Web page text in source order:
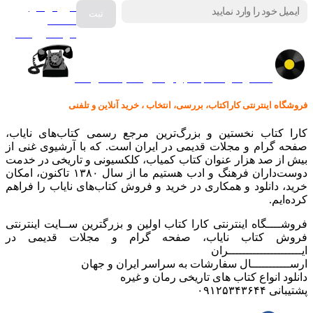
فروش انواع
فروشگاه اینترنتی کاراکتاب، بررسی، انتخاب ، خرید آنلاین و تلفنی
کارا کتاب نخستین و بزرگ‌ترین مرجع رسمی کتاب‌های نایاب،
صفحه گرام و مجلات قدیمی در ایران است. که با آرشیوی غنی از
بیش از صد هزار عنوان کتاب کمیاب، کلکسیونی و تاریخی در خدمت
دوست‌داران فرهنگ و ادب هستیم ما از سال ۱۳۸۰ تاکنون، امکان
خرید، دانلود و همکاری در خرید و فروش کتاب‌های نایاب را فراهم
کرده‌ایم.
فروشــــگاه اینترنتی کارا کتاب اولین و بزرگترین ســایت اینترنتی
فروش کتاب نایاب، صفحه گرام و مجلات قدیمی در
ایـــــــــــــــــــــران
ارســـــــــــال سفارشات به سراسر ایران و جهان
دانلود انواع کتاب های تاریخی رمان و غیره
پشتیبانی ۰۹۱۲۵۳۴۳۶۴۴